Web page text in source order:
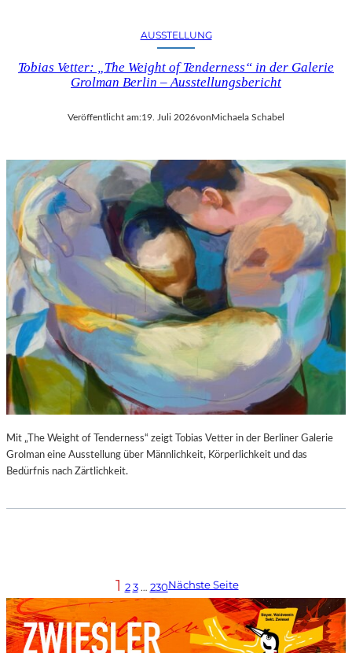
AUSSTELLUNG
Tobias Vetter: „The Weight of Tenderness“ in der Galerie
Grolman Berlin – Ausstellungsbericht
Veröffentlicht am:19. Juli 2026vonMichaela Schabel
Mit „The Weight of Tenderness“ zeigt Tobias Vetter in der Berliner Galerie
Grolman eine Ausstellung über Männlichkeit, Körperlichkeit und das
Bedürfnis nach Zärtlichkeit.
1 2 3 … 230Nächste Seite